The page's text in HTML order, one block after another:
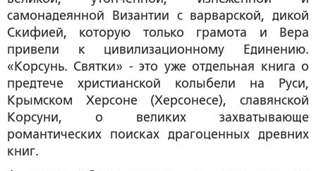
самонадеянной Византии с варварской, дикой
Скифией, которую только грамота и Вера
привели к цивилизационному Единению.
«Корсунь. Святки» - это уже отдельная книга о
предтече христианской колыбели на Руси,
Крымском Херсоне (Херсонесе), славянской
Корсуни, о великих захватывающе
романтических поисках драгоценных древних
книг.